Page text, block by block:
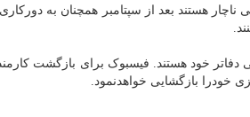
هستند بعد از سپتامبر همچنان به دورکاری
دفاتر خود هستند. فیسبوک برای بازگشت
خودرا بازگشایی خواهدنمود.